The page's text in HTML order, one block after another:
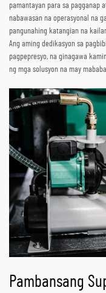
pamantayan para sa pagganap
nabawasan na operasyonal na
pangunahing katangian na
Ang aming dedikasyon sa
pagpepresyo, na ginagawa
ng mga solusyon na may
Pambansang